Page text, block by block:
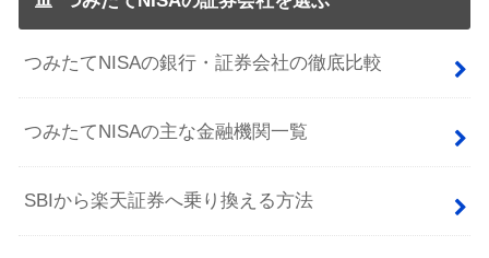
つみたてNISAの銀行・証券会社の徹底比較
つみたてNISAの主な金融機関一覧
SBIから楽天証券へ乗り換える方法